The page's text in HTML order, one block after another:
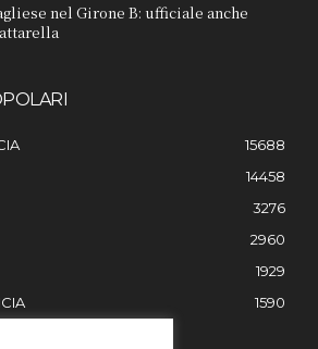
nel Girone B: ufficiale anche
15688
14458
3276
2960
1929
1590